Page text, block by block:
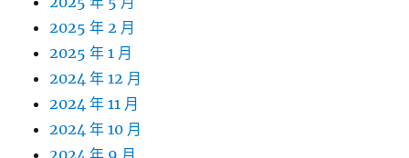
2025 年 2 月
2025 年 1 月
2024 年 12 月
2024 年 11 月
2024 年 10 月